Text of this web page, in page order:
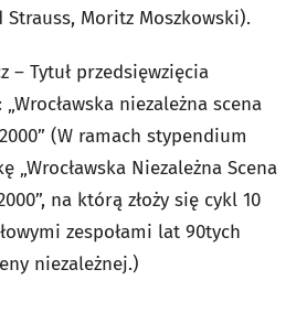
Strauss, Moritz Moszkowski).
– Tytuł przedsięwzięcia
niezależna scena
(W ramach stypendium
„Wrocławska Niezależna Scena
na którą złoży się cykl 10
zespołami lat 90tych
niezależnej.)